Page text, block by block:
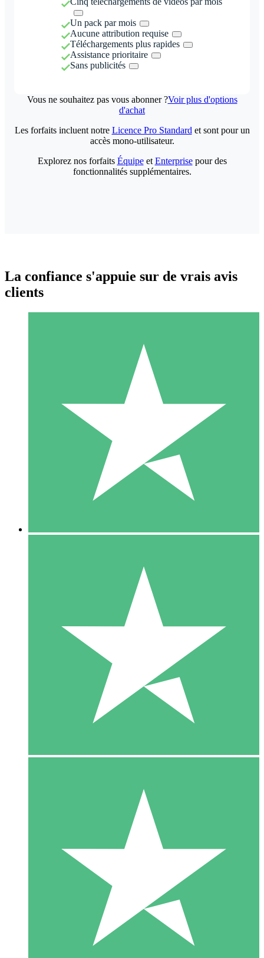
Un pack par mois
Aucune attribution requise
Téléchargements plus rapides
Assistance prioritaire
Sans publicités
Vous ne souhaitez pas vous abonner ?Voir plus d'options
d'achat
Packs de Crédits Individuels
Payez à l'utilisation avec des crédits de téléchargement. Sans
1 Téléchargement
10 00
10 Téléchargements
20 00
Les forfaits incluent notre Licence Pro Standard et sont pour un
accès mono-utilisateur.
Explorez nos forfaits Équipeet Enterprisepour des
fonctionnalités supplémentaires.
La confiance s'appuie sur de vrais avis
clients